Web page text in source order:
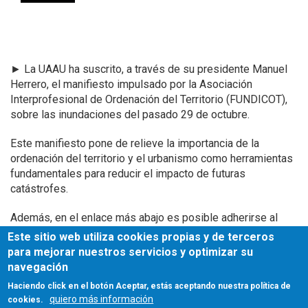
► La UAAU ha suscrito, a través de su presidente Manuel
Herrero, el manifiesto impulsado por la Asociación
Interprofesional de Ordenación del Territorio (FUNDICOT),
sobre las inundaciones del pasado 29 de octubre.
Este manifiesto pone de relieve la importancia de la
ordenación del territorio y el urbanismo como herramientas
fundamentales para reducir el impacto de futuras
catástrofes.
Además, en el enlace más abajo es posible adherirse al
manifiesto, tanto de forma individual como institucional.
Más información
manifiestoUAAU
Este sitio web utiliza cookies propias y de terceros
para mejorar nuestros servicios y optimizar su
navegación
Haciendo click en el botón Aceptar, estás aceptando nuestra política de
cookies.
quiero más información